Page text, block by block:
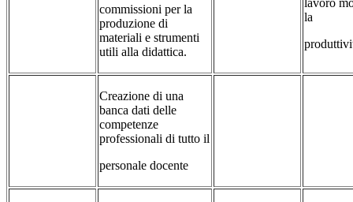
commissioni per la
produzione di
materiali e strumenti
utili alla didattica.
lavoro
la
Creazione di una
banca dati delle
competenze
professionali di tutto il
personale docente